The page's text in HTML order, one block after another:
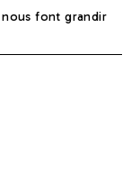
nous font grandir